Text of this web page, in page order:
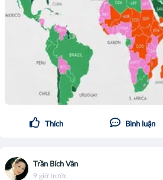
Thích Bình luận
Trần Bích Vân
9 giờ trước